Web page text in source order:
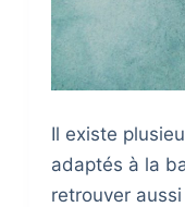
Il existe
adaptés à la
retrouver